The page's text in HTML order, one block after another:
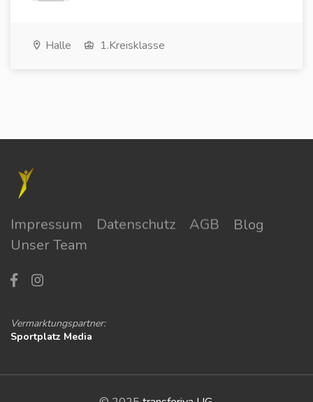
Halle 1.Kreisklasse
Impressum Datenschutz AGB
Blog
Unser Team
Vermarktungspartner:
Sportplatz Media